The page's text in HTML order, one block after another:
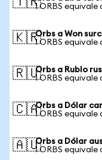
1 ORBS equivale
🇰🇷Orbs a Won
1 ORBS
🇷🇺Orbs a Rublo
1 ORBS
🇨🇦Orbs a Dólar
1 ORBS equivale
🇦🇺Orbs a Dólar
1 ORBS